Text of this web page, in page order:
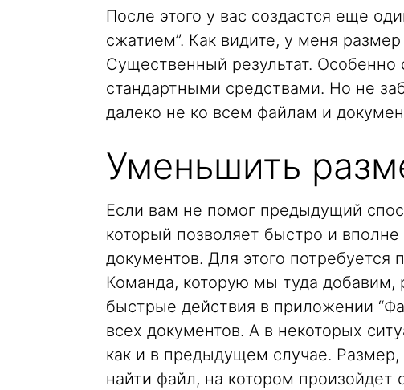
После этого у вас создастся еще
сжатием”. Как видите, у меня
Существенный результат. Особенно
стандартными средствами. Но не
далеко не ко всем файлам и
Уменьшить
Если вам не помог предыдущий
который позволяет быстро и
документов. Для этого
Команда, которую мы туда добавим,
быстрые действия в приложении
всех документов. А в некоторых
как и в предыдущем случае.
найти файл, на котором